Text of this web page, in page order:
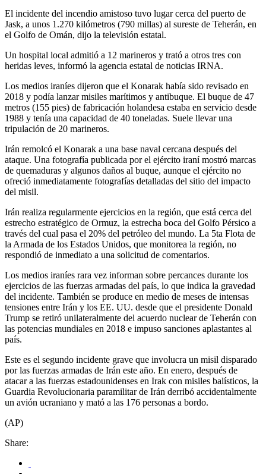
El incidente del incendio amistoso tuvo lugar cerca del puerto de
Jask, a unos 1.270 kilómetros (790 millas) al sureste de Teherán, en
el Golfo de Omán, dijo la televisión estatal.
Un hospital local admitió a 12 marineros y trató a otros tres con
heridas leves, informó la agencia estatal de noticias IRNA.
Los medios iraníes dijeron que el Konarak había sido revisado en
2018 y podía lanzar misiles marítimos y antibuque. El buque de 47
metros (155 pies) de fabricación holandesa estaba en servicio desde
1988 y tenía una capacidad de 40 toneladas. Suele llevar una
tripulación de 20 marineros.
Irán remolcó el Konarak a una base naval cercana después del
ataque. Una fotografía publicada por el ejército iraní mostró marcas
de quemaduras y algunos daños al buque, aunque el ejército no
ofreció inmediatamente fotografías detalladas del sitio del impacto
del misil.
Irán realiza regularmente ejercicios en la región, que está cerca del
estrecho estratégico de Ormuz, la estrecha boca del Golfo Pérsico a
través del cual pasa el 20% del petróleo del mundo. La 5ta Flota de
la Armada de los Estados Unidos, que monitorea la región, no
respondió de inmediato a una solicitud de comentarios.
Los medios iraníes rara vez informan sobre percances durante los
ejercicios de las fuerzas armadas del país, lo que indica la gravedad
del incidente. También se produce en medio de meses de intensas
tensiones entre Irán y los EE. UU. desde que el presidente Donald
Trump se retiró unilateralmente del acuerdo nuclear de Teherán con
las potencias mundiales en 2018 e impuso sanciones aplastantes al
país.
Este es el segundo incidente grave que involucra un misil disparado
por las fuerzas armadas de Irán este año. En enero, después de
atacar a las fuerzas estadounidenses en Irak con misiles balísticos, la
Guardia Revolucionaria paramilitar de Irán derribó accidentalmente
un avión ucraniano y mató a las 176 personas a bordo.
(AP)
Share: